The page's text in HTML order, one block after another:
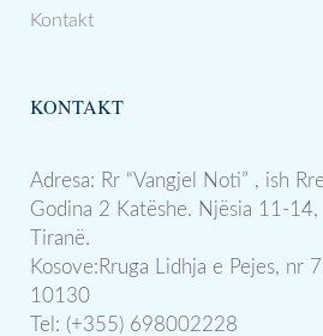
Kontakt
KONTAKT
Adresa: Rr “Vangjel Noti” , ish
Godina 2 Katëshe. Njësia 11-14,
Tiranë.
Kosove:Rruga Lidhja e Pejes, nr
10130
Tel: (+355) 698002228